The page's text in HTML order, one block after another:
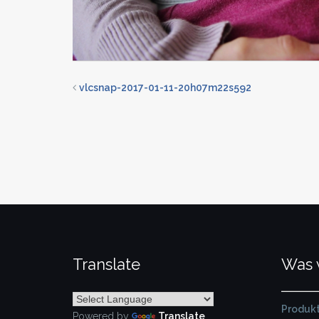
vlcsnap-2017-01-11-20h07m22s592
Translate
Powered by Translate
Was